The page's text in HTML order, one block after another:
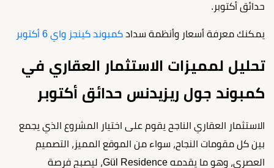
حدائق أكتوبر.
يمكنك معرفة أسعار وأنظمة سداد كمبوند كينجز واي 6 أكتوبر
تحليل لمميزات الاستثمار العقاري في
كمبوند جول ريزيدنس حدائق أكتوبر
الاستثمار العقاري الناجح يقوم على اختيار المشروع الذي يجمع
بين كل مقومات النجاح، سواء من الموقع المميز، التصميم
العصري، وهو ما يقدمه Gül Residence، ليصبح فرصة